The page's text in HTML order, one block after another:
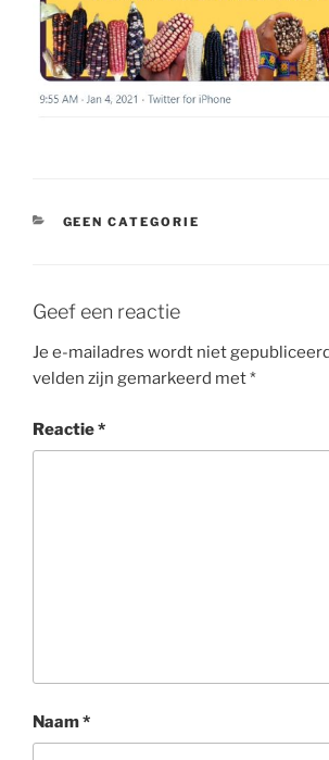
CATEGORIEËN
GEEN CATEGORIE
Geef een reactie
Je e-mailadres wordt niet
velden zijn gemarkeerd met*
Reactie*
Naam*